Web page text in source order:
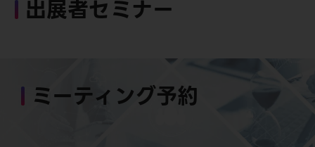
出展者セミナー
ミーティング予約